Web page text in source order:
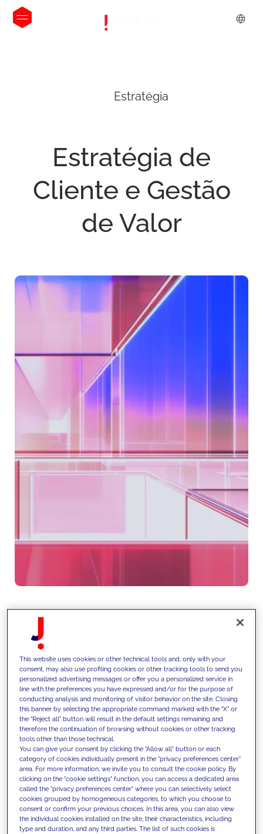
Estratégia
Estratégia de
Cliente e Gestão
de Valor
Desenhamos estratégias
centradas no cliente para
maximizar o valor ao longo de
todo o ciclo de vida, otimizando a
aquisição, o envolvimento e a
retenção através de
segmentação orientada por
dados, jornadas do cliente e
interações personalizadas em
canais digitais e físicos.
This website uses cookies or other technical tools and, only with your
consent, may also use profiling cookies or other tracking tools to send you
personalized advertising messages or offer you a personalized service in
line with the preferences you have expressed and/or for the purpose of
conducting analysis and monitoring of visitor behavior on the site. Closing
this banner by selecting the appropriate command marked with the "X" or
the "Reject all" button will result in the default settings remaining and
therefore the continuation of browsing without cookies or other tracking
tools other than those technical.
You can give your consent by clicking the "Allow all" button or each
category of cookies individually present in the "privacy preferences center"
area. For more information, we invite you to consult the cookie policy. By
clicking on the "cookie settings" function, you can access a dedicated area
called the "privacy preferences center" where you can selectively select
cookies grouped by homogeneous categories, to which you choose to
consent or confirm your previous choices. In this area, you can also view
the individual cookies installed on the site, their characteristics, including
type and duration, and any third parties. The list of such cookies is